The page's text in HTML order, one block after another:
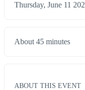
Thursday, June 11
About 45 minutes
ABOUT THIS EVENT